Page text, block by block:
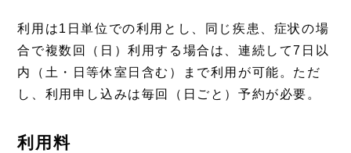
利用は1日単位での利用とし、同じ疾患、症状の場
合で複数回（日）利用する場合は、連続して7日以
内（土・日等休室日含む）まで利用が可能。ただ
し、利用申し込みは毎回（日ごと）予約が必要。
利用料